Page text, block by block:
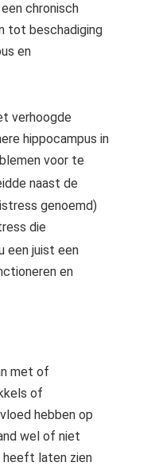
chronisch
tot beschadiging
en
verhoogde
hippocampus in
voor te
naast de
genoemd)
die
een juist een
en
met of
of
hebben op
wel of niet
heeft laten zien